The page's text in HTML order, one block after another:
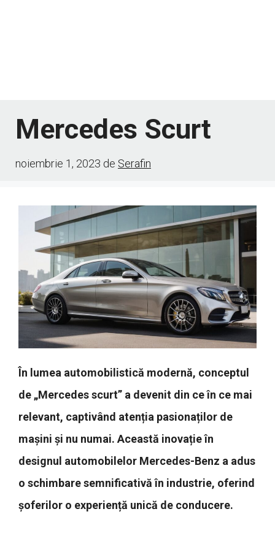
Mercedes Scurt
noiembrie 1, 2023 de Serafin
În lumea automobilistică modernă, conceptul
de „Mercedes scurt” a devenit din ce în ce mai
relevant, captivând atenția pasionaților de
mașini și nu numai. Această inovație în
designul automobilelor Mercedes-Benz a adus
o schimbare semnificativă în industrie, oferind
șoferilor o experiență unică de conducere.